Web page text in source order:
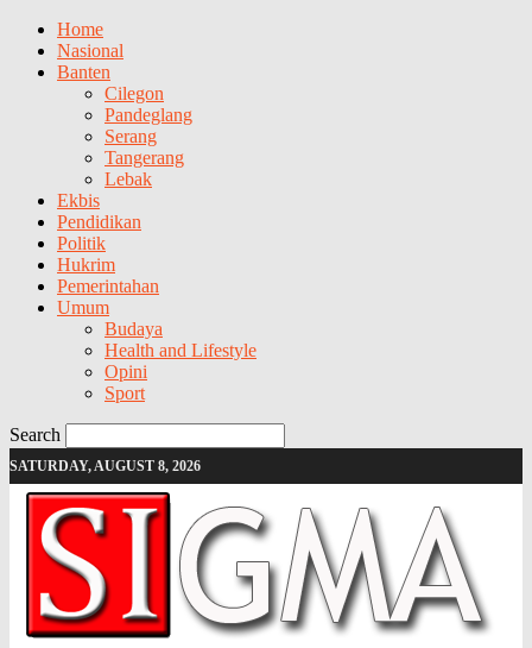
Home
Nasional
Banten
Cilegon
Pandeglang
Serang
Tangerang
Lebak
Ekbis
Pendidikan
Politik
Hukrim
Pemerintahan
Umum
Budaya
Health and Lifestyle
Opini
Sport
Search
SATURDAY, AUGUST 8, 2026